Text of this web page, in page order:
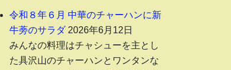
令和８年６月 中華のチャーハンに新
牛蒡のサラダ 2026年6月12日
みんなの料理はチャシューを主とし
た具沢山のチャーハンとワンタンな